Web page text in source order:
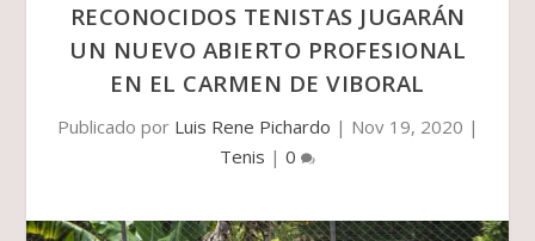
RECONOCIDOS TENISTAS JUGARÁN
UN NUEVO ABIERTO PROFESIONAL
EN EL CARMEN DE VIBORAL
Publicado por Luis Rene Pichardo | Nov 19, 2020 |
Tenis | 0